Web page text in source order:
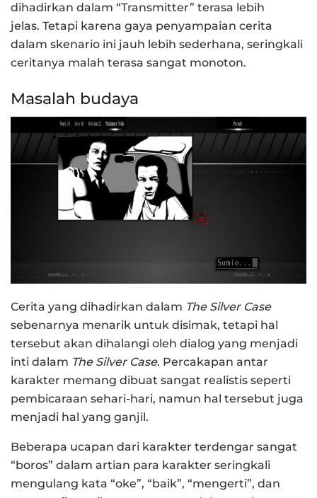
dihadirkan dalam “Transmitter” terasa lebih
jelas. Tetapi karena gaya penyampaian cerita
dalam skenario ini jauh lebih sederhana, seringkali
ceritanya malah terasa sangat monoton.
Masalah budaya
Cerita yang dihadirkan dalam The Silver Case
sebenarnya menarik untuk disimak, tetapi hal
tersebut akan dihalangi oleh dialog yang menjadi
inti dalam The Silver Case. Percakapan antar
karakter memang dibuat sangat realistis seperti
pembicaraan sehari-hari, namun hal tersebut juga
menjadi hal yang ganjil.
Beberapa ucapan dari karakter terdengar sangat
“boros” dalam artian para karakter seringkali
mengulang kata “oke”, “baik”, “mengerti”, dan